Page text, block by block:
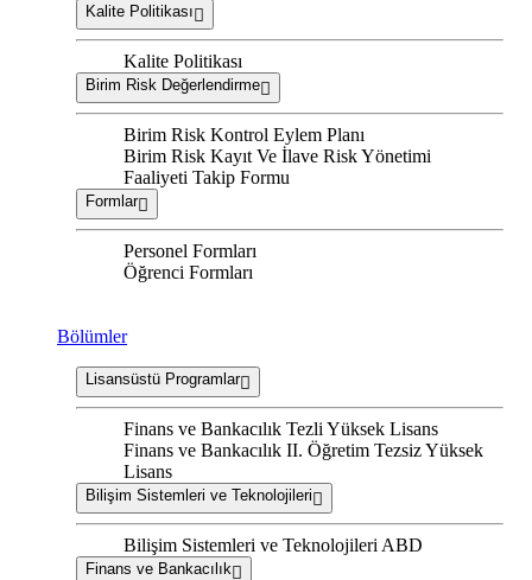
Kalite Politikası
Kalite Politikası
Birim Risk Değerlendirme
Birim Risk Kontrol Eylem Planı
Birim Risk Kayıt Ve İlave Risk Yönetimi
Faaliyeti Takip Formu
Formlar
Personel Formları
Öğrenci Formları
Bölümler
Lisansüstü Programlar
Finans ve Bankacılık Tezli Yüksek Lisans
Finans ve Bankacılık II. Öğretim Tezsiz Yüksek
Lisans
Bilişim Sistemleri ve Teknolojileri
Bilişim Sistemleri ve Teknolojileri ABD
Finans ve Bankacılık